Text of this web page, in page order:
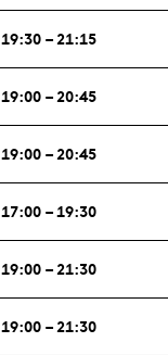
19:30 – 21:15
19:00 – 20:45
19:00 – 20:45
17:00 – 19:30
19:00 – 21:30
19:00 – 21:30